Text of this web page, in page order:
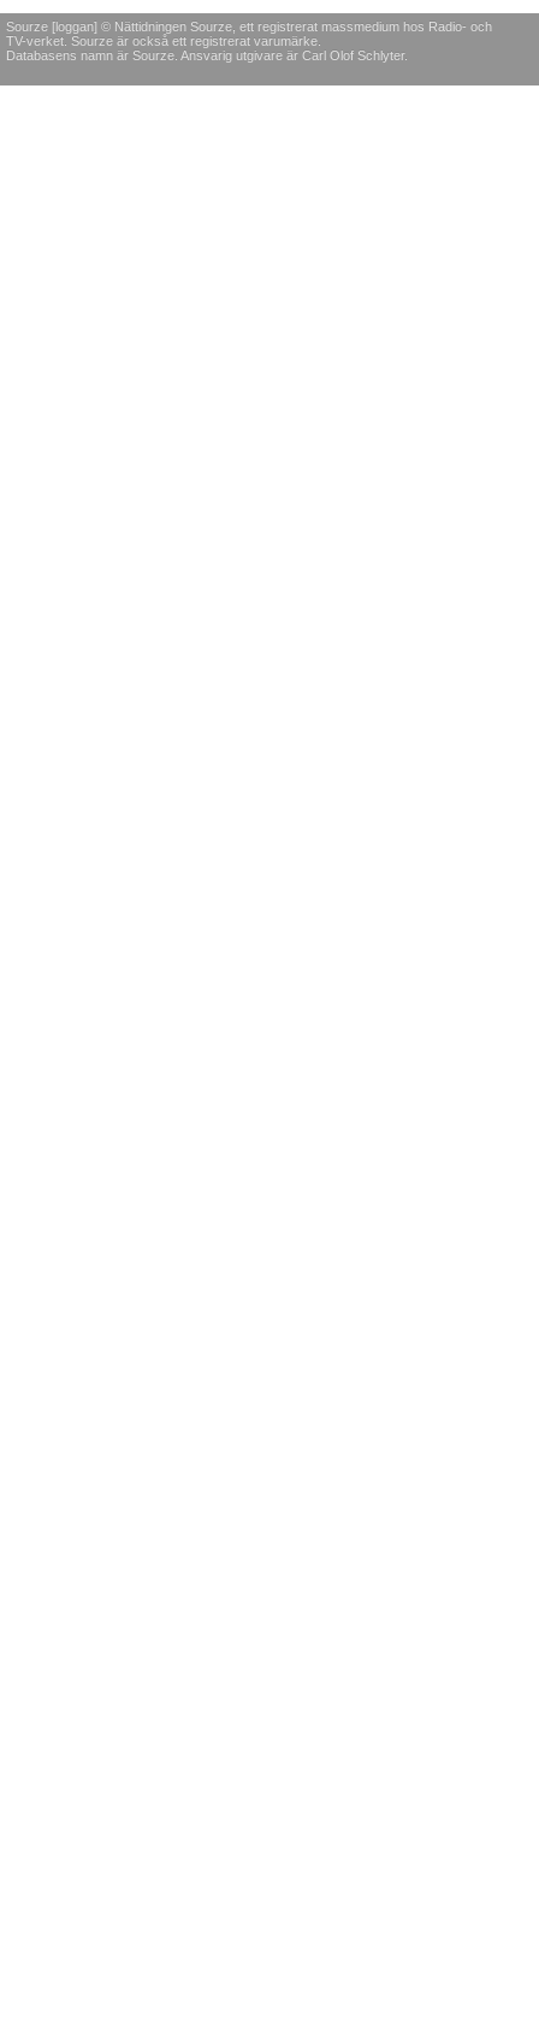
Sourze [loggan] © Nättidningen Sourze, ett registrerat massmedium hos Radio- och
TV-verket. Sourze är också ett registrerat varumärke.
Databasens namn är Sourze. Ansvarig utgivare är Carl Olof Schlyter.